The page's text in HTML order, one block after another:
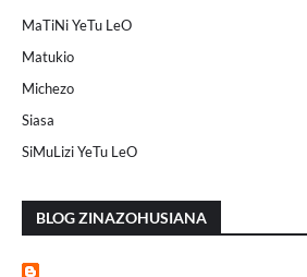
MaTiNi YeTu LeO
Matukio
Michezo
Siasa
SiMuLizi YeTu LeO
BLOG ZINAZOHUSIANA